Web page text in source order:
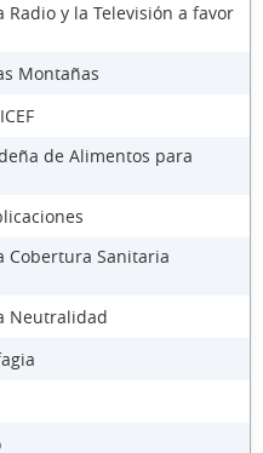
y la Televisión a favor
Montañas
de Alimentos para
Cobertura Sanitaria
Neutralidad